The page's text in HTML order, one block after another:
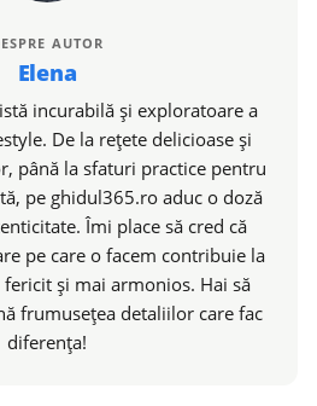
AUTOR
Elena
incurabilă și exploratoare a
De la rețete delicioase și
până la sfaturi practice pentru
pe ghidul365.ro aduc o doză
Îmi place să cred că
pe care o facem contribuie la
și mai armonios. Hai să
frumusețea detaliilor care fac
diferența!